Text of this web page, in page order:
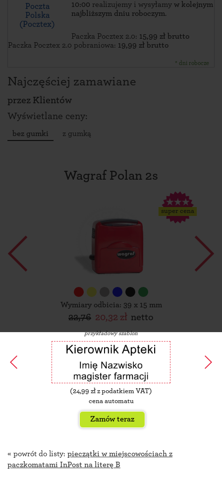
Poczta
Polska
(Pocztex)
10:00 realizujemy i wysyłamy w kolejnym
najbliższym dniu roboczym.
Paczka Pocztex 2.0: 15,99 zł brutto
Paczka Pocztex 2.0 pobraniowa: 19,99 zł brutto
* dni robocze
Najczęściej zamawiane
przez Klientów
Wyświetlane ceny:
bez gumki z gumką
Wagraf Polan 2s
super cena
Wymiary odbicia: 39 x 15 mm
22,76 20,32 zł netto
przykładowy szablon
(24,99 zł z podatkiem VAT)
cena automatu
Zamów teraz
« powrót do listy: pieczątki w miejscowościach z
paczkomatami InPost na literę B